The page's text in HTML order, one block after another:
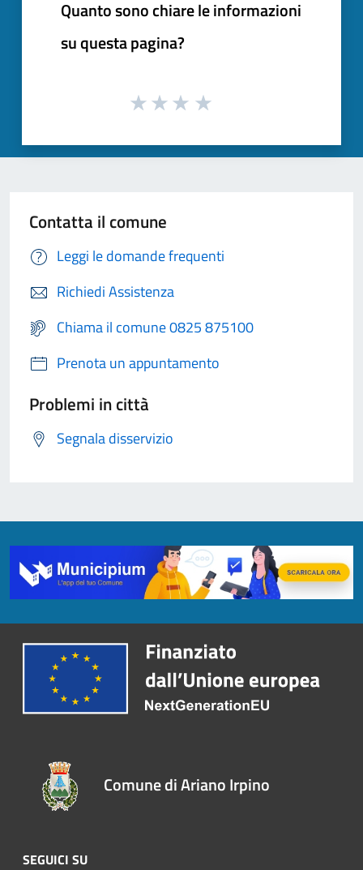
Quanto sono chiare le informazioni
su questa pagina?
Contatta il comune
Leggi le domande frequenti
Richiedi Assistenza
Chiama il comune 0825 875100
Prenota un appuntamento
Problemi in città
Segnala disservizio
Comune di Ariano Irpino
SEGUICI SU